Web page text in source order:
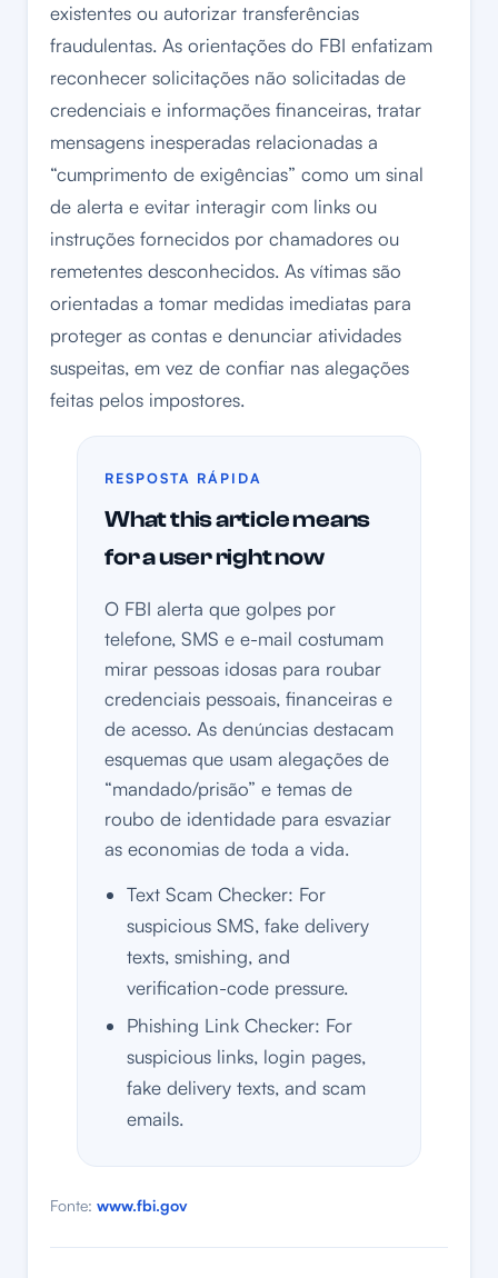
existentes ou autorizar transferências
fraudulentas. As orientações do FBI enfatizam
reconhecer solicitações não solicitadas de
credenciais e informações financeiras, tratar
mensagens inesperadas relacionadas a
“cumprimento de exigências” como um sinal
de alerta e evitar interagir com links ou
instruções fornecidos por chamadores ou
remetentes desconhecidos. As vítimas são
orientadas a tomar medidas imediatas para
proteger as contas e denunciar atividades
suspeitas, em vez de confiar nas alegações
feitas pelos impostores.
RESPOSTA RÁPIDA
What this article means
for a user right now
O FBI alerta que golpes por
telefone, SMS e e-mail costumam
mirar pessoas idosas para roubar
credenciais pessoais, financeiras e
de acesso. As denúncias destacam
esquemas que usam alegações de
“mandado/prisão” e temas de
roubo de identidade para esvaziar
as economias de toda a vida.
Text Scam Checker: For
suspicious SMS, fake delivery
texts, smishing, and
verification-code pressure.
Phishing Link Checker: For
suspicious links, login pages,
fake delivery texts, and scam
emails.
Fonte: www.fbi.gov